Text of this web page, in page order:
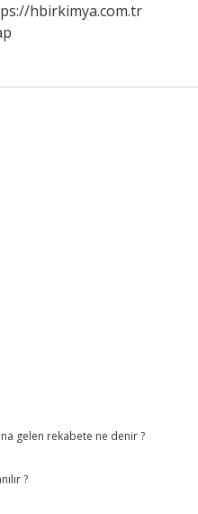
hbirkimya.com.tr
gelen rekabete ne denir ?
?